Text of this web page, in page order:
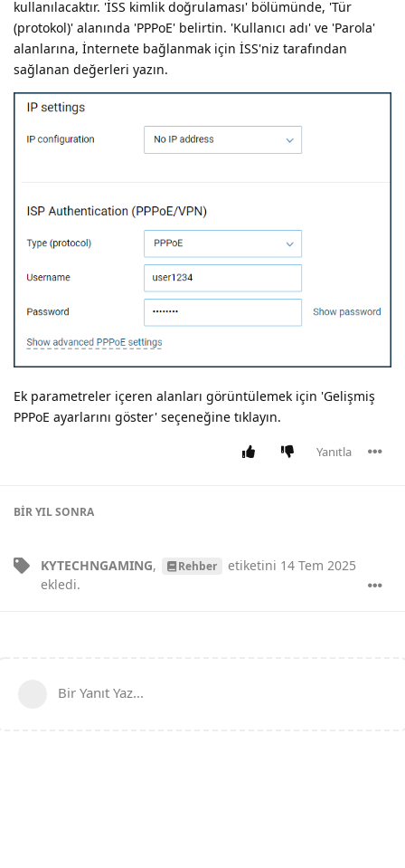
kullanılacaktır. 'İSS kimlik doğrulaması' bölümünde, 'Tür
(protokol)' alanında 'PPPoE' belirtin. 'Kullanıcı adı' ve 'Parola'
alanlarına, İnternete bağlanmak için İSS'niz tarafından
sağlanan değerleri yazın.
Ek parametreler içeren alanları görüntülemek için 'Gelişmiş
PPPoE ayarlarını göster' seçeneğine tıklayın.
Yanıtla
BIR YILSONRA
KYTECHNGAMING, Rehber etiketini 14 Tem 2025
ekledi.
Bir Yanıt Yaz...